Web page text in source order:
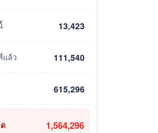
13,423
แล้ว 111,540
615,296
1,564,296